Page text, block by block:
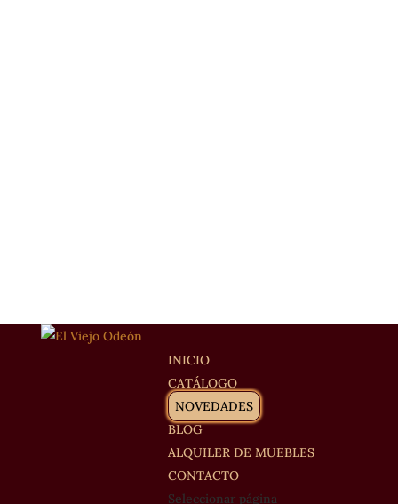
INICIO
CATÁLOGO
NOVEDADES
BLOG
ALQUILER DE MUEBLES
CONTACTO
Seleccionar página